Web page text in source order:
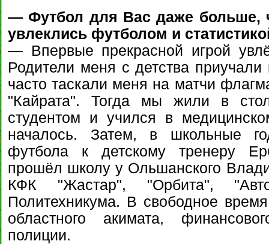
— Футбол для Вас даже больше,
увлеклись футболом и
— Впервые прекрасной игрой
Родители меня с детства приучали
часто таскали меня на матчи
"Кайрата". Тогда мы жили в
студентом и учился в
началось. Затем, в школьные
футбола к детскому тренеру
прошёл школу у Ольшанского
КФК "Жастар", "Орбита",
Политехникума. В свободное
областного акимата,
полиции.